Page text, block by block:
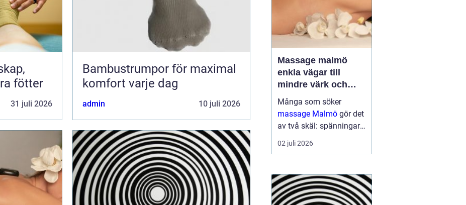
fötter
31 juli 2026
Bambustrumpor för maximal
komfort varje dag
admin 10 juli 2026
Massage malmö
enkla vägar till
mindre värk och
mer energi
Många som söker
massage Malmö gör det
av två skäl: spänningar
och smärta har blivit för
mycket, eller behovet av
sig starkare än
vardagens tempo.
Samtidigt kan utbudet
02 juli 2026